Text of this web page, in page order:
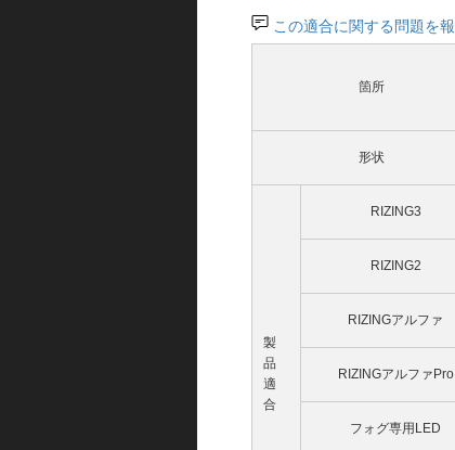
この適合に関する問題を
箇所
形状
製
品
適
合
RIZING3
RIZING2
RIZINGアルファ
RIZINGアルファPro
フォグ専用LED